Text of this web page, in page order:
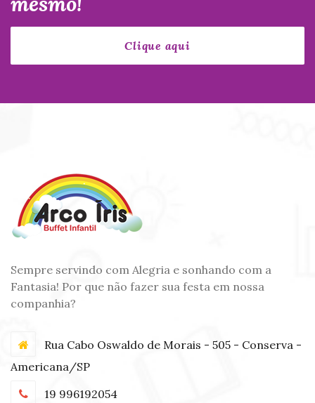
Sempre servindo com Alegria e sonhando com a
Fantasia! Por que não fazer sua festa em nossa
companhia?
Rua Cabo Oswaldo de Morais - 505 - Conserva -
Americana/SP
19 996192054